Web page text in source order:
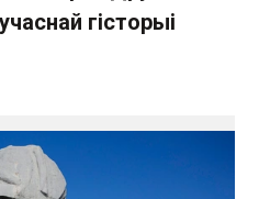
гісторыі